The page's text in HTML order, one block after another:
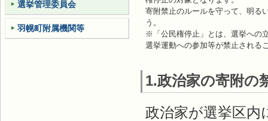
寄附禁止のルールを守って、明る
う。
※「公民権停止」とは、選挙への
選挙運動への参加等が禁止される
1.政治家の寄附の
政治家が選挙区
選挙管理委員会
羽幌町附属機関等